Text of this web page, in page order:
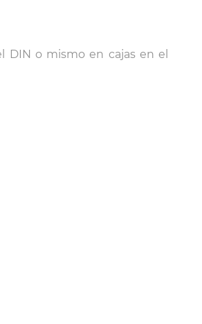
DIN o mismo en cajas en el